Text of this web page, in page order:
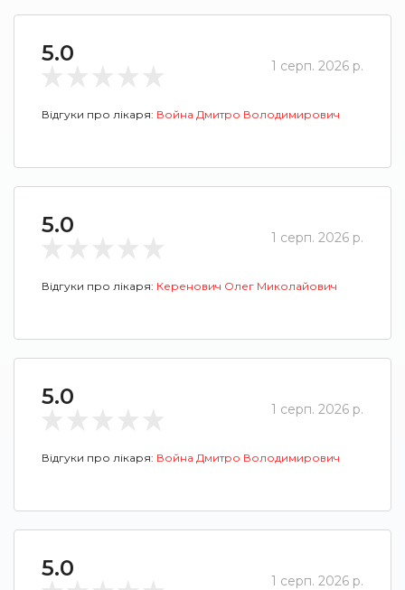
5.0 1 серп. 2026 р.
Відгуки про лікаря: Война Дмитро Володимирович
5.0 1 серп. 2026 р.
Відгуки про лікаря: Керенович Олег Миколайович
5.0 1 серп. 2026 р.
Відгуки про лікаря: Война Дмитро Володимирович
5.0 1 серп. 2026 р.